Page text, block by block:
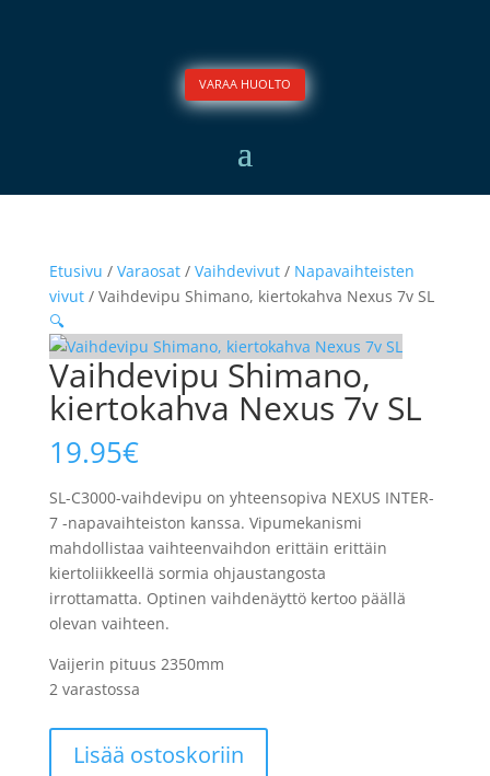
VARAA HUOLTO
Etusivu / Varaosat/ Vaihdevivut/ Napavaihteisten
vivut/ Vaihdevipu Shimano, kiertokahva Nexus 7v SL
🔍
Vaihdevipu Shimano,
kiertokahva Nexus 7v SL
19.95€
SL-C3000-vaihdevipu on yhteensopiva NEXUS INTER-
7 -napavaihteiston kanssa. Vipumekanismi
mahdollistaa vaihteenvaihdon erittäin erittäin
kiertoliikkeellä sormia ohjaustangosta
irrottamatta. Optinen vaihdenäyttö kertoo päällä
olevan vaihteen.
Vaijerin pituus 2350mm
2 varastossa
Shimano,
Lisää ostoskoriin